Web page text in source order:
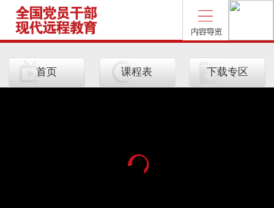
首页 课程表 下载专区